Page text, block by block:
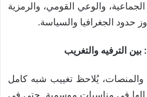
والوعي القومي، والرمزية
حدود الجغرافيا والسياسة.
بين الترفيه والتغريب
يُلاحظ تغييب شبه كامل